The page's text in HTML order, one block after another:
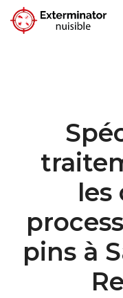
les
pins à